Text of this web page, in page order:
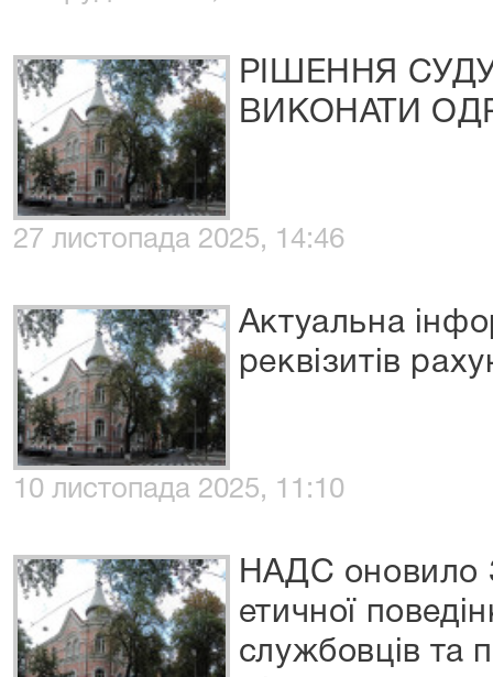
РІШЕННЯ
ВИКОНАТИ
27 листопада 2025, 14:46
Актуальна
реквізитів
10 листопада 2025, 11:10
НАДС оновило
етичної
службовців та